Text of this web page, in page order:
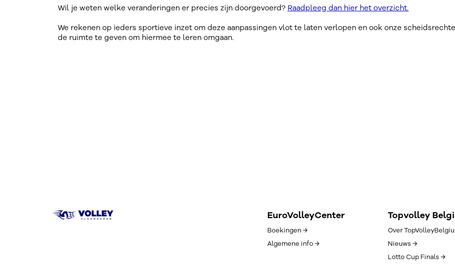
Wil je weten welke veranderingen er precies zijn doorgevoerd? Raadpleeg dan hier het overzicht.
We rekenen op ieders sportieve inzet om deze aanpassingen vlot te laten verlopen en ook onze
de ruimte te geven om hiermee te leren omgaan.
Topvolley
Over
Nieuws →
Lotto Cup Finals →
EuroVolleyCenter
Boekingen →
Algemene info →